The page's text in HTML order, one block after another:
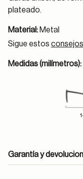
plateado.
Material: Metal
Sigue estos consejos
Medidas (milímetros):
Garantía y